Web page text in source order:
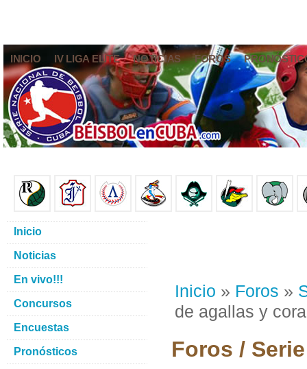
INICIO IV LIGA ELITE NOTICIAS FOROS
Inicio » Foros »
de agallas y
Foros /
Inicio
Noticias
En vivo!!!
Concursos
Encuestas
Pronósticos